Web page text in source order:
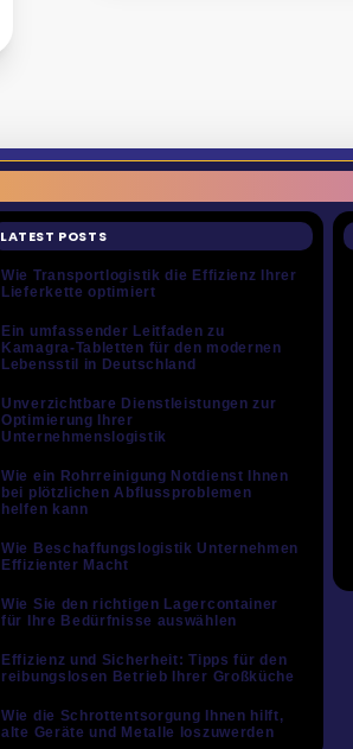
LATEST POSTS
Wie Transportlogistik die Effizienz Ihrer
Lieferkette optimiert
Ein umfassender Leitfaden zu
Kamagra-Tabletten für den modernen
Lebensstil in Deutschland
Unverzichtbare Dienstleistungen zur
Optimierung Ihrer
Unternehmenslogistik
Wie ein Rohrreinigung Notdienst Ihnen
bei plötzlichen Abflussproblemen
helfen kann
Wie Beschaffungslogistik Unternehmen
Effizienter Macht
Wie Sie den richtigen Lagercontainer
für Ihre Bedürfnisse auswählen
Effizienz und Sicherheit: Tipps für den
reibungslosen Betrieb Ihrer Großküche
Wie die Schrottentsorgung Ihnen hilft,
alte Geräte und Metalle loszuwerden